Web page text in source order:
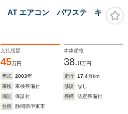
AT エアコン パワステ キ
支払総額
45万円
本体価格
38.0万円
年式 2003年 走行 17.4万km
車検
車検整備付 修復
なし
保証
保証付 整備
法定整備付
住所
静岡県伊東市